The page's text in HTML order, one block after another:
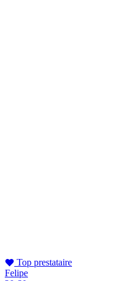
Top prestataire
Felipe